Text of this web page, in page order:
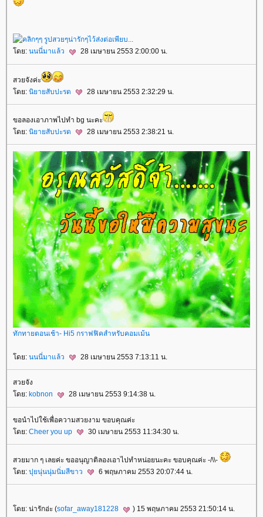
ดย: นนนี่มาแล้ว 28 เมษายน 2553 2:00:00 น.
สวยจังค่ะ
ดย: นิยายสับปะรด 28 เมษายน 2553 2:32:29 น.
ขอลองเอาภาพไปทำ bg นะคะ
ดย: นิยายสับปะรด 28 เมษายน 2553 2:38:21 น.
ทักทายตอนเช้า- Hi5 กราฟฟิคสำหรับคอมเม้น
ดย: นนนี่มาแล้ว 28 เมษายน 2553 7:13:11 น.
สวยจัง
ดย: kobnon 28 เมษายน 2553 9:14:38 น.
ขอนำไปใช้เพื่อความสวยงาม ขอบคุณค่ะ
ดย: Cheer you up 30 เมษายน 2553 11:34:30 น.
สวยมาก ๆ เลยค่ะ ขออนุญาติลองเอาไปทำหน่อยนะคะ ขอบคุณค่ะ -/\\-
ดย: ปุยนุ่นนุ่มนิ่มสีขาว 6 พฤษภาคม 2553 20:07:44 น.
ดย: น่ารักอ่ะ (sofar_away181228 ) 15 พฤษภาคม 2553 21:50:14 น.